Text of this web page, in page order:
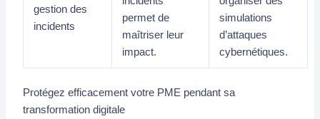
gestion des
incidents
permet de
maîtriser leur
impact.
simulations
d’attaques
cybernétiques.
Protégez efficacement votre PME pendant sa
transformation digitale